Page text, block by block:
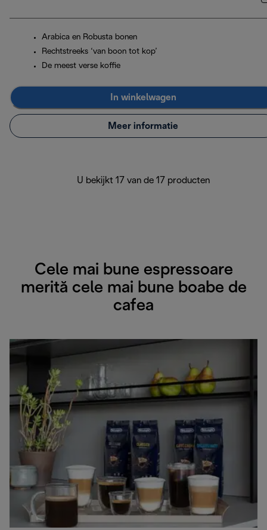
Arabica en Robusta bonen
Rechtstreeks ‘van boon tot kop’
De meest verse koffie
In winkelwagen
Meer informatie
U bekijkt 17 van de 17 producten
Cele mai bune espressoare
merită cele mai bune boabe de
cafea